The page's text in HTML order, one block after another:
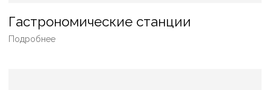
Наш сервис доставки malinakate.ru
Подробнее